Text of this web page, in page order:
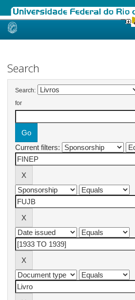
Skip
Search
Search:
for
Current filters: